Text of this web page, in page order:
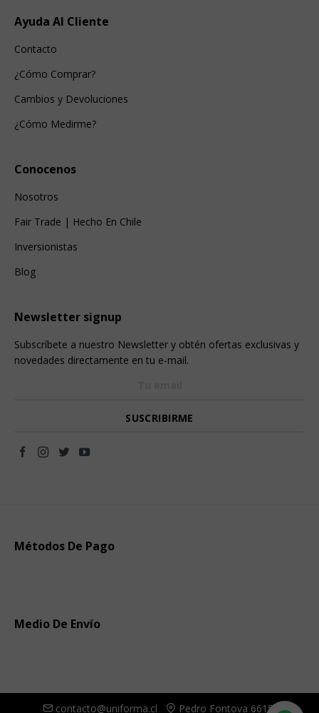
Ayuda Al Cliente
Contacto
¿Cómo Comprar?
Cambios y Devoluciones
¿Cómo Medirme?
Conocenos
Nosotros
Fair Trade | Hecho En Chile
Inversionistas
Blog
Newsletter signup
Subscríbete a nuestro Newsletter y obtén ofertas exclusivas y
novedades directamente en tu e-mail.
Métodos De Pago
Medio De Envío
contacto@uniforma.cl Pedro Fontova 6615,